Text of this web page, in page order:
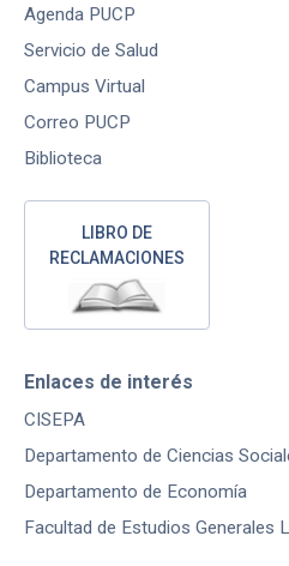
Agenda PUCP
Servicio de Salud
Campus Virtual
Correo PUCP
Biblioteca
LIBRO DE
RECLAMACIONES
Enlaces de interés
CISEPA
Departamento de Ciencias
Departamento de Economía
Facultad de Estudios Generales